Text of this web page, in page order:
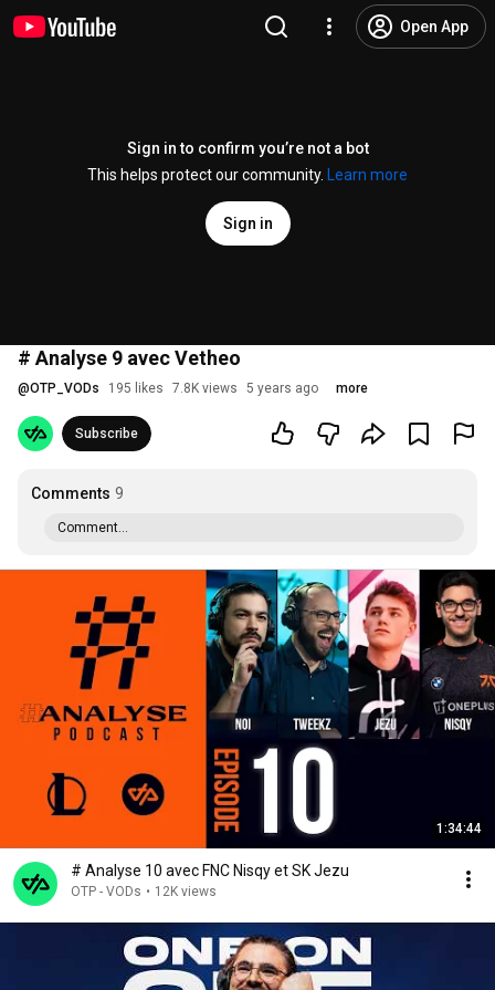
Open App
Sign in to confirm you’re not a bot
This helps protect our community.
Learn more
Sign in
# Analyse 9 avec Vetheo
@OTP_VODs 195 likes 7.8K views 5 years ago more
Subscribe
Comments 9
Comment...
1:34:44
# Analyse 10 avec FNC Nisqy et SK Jezu
OTP - VODs • 12K views